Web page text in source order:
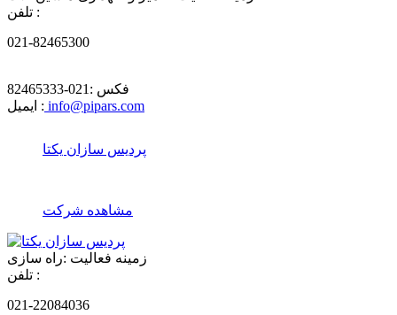
تلفن :
021-82465300
فکس : 021-82465333
ایمیل : info@pipars.com
پردیس سازان یكتا
مشاهده شرکت
زمینه فعالیت :راه سازی
تلفن :
021-22084036